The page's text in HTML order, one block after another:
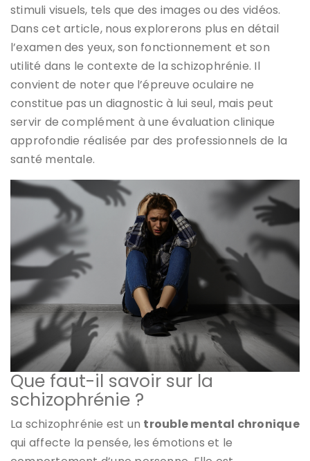
stimuli visuels, tels que des images ou des vidéos.
Dans cet article, nous explorerons plus en détail
l’examen des yeux, son fonctionnement et son
utilité dans le contexte de la schizophrénie. Il
convient de noter que l’épreuve oculaire ne
constitue pas un diagnostic à lui seul, mais peut
servir de complément à une évaluation clinique
approfondie réalisée par des professionnels de la
santé mentale.
Que faut-il savoir sur la
schizophrénie ?
La schizophrénie est un trouble mental chronique
qui affecte la pensée, les émotions et le